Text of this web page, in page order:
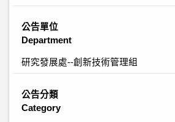
公告單位
Department
研究發展處--創新技術管理組
公告分類
Category